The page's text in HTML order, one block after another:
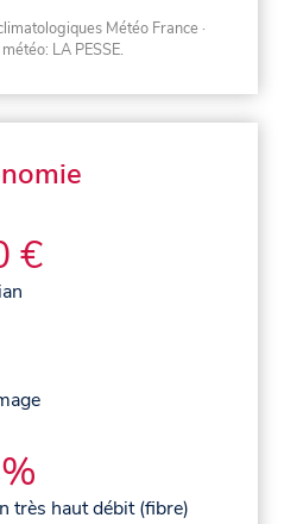
Météo France ·
LA PESSE.
€
très haut débit (fibre)